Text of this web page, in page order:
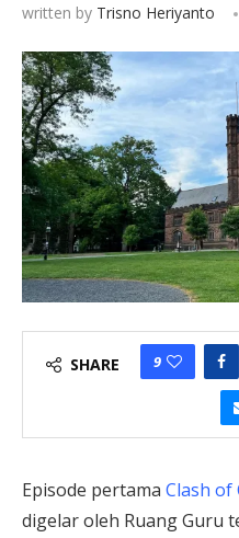
written by Trisno Heriyanto
SHARE 9
Episode pertama Clash of
digelar oleh Ruang Guru